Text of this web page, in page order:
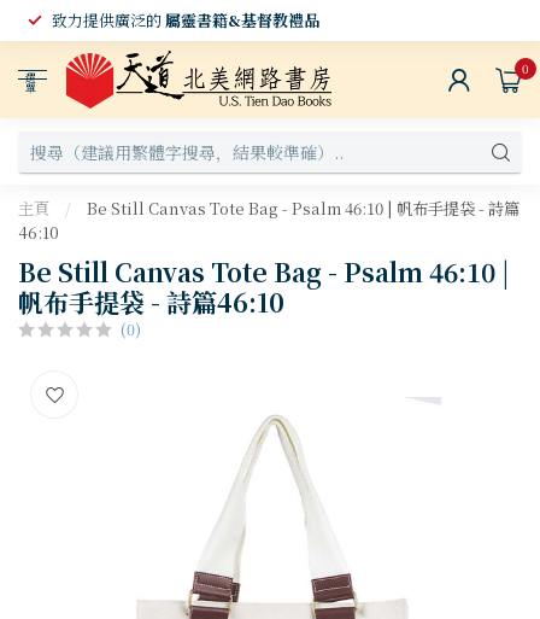
致力提供廣泛的屬靈書籍&基督教禮品
選
單
0
主頁 /
Be Still Canvas Tote Bag - Psalm 46:10 | 帆布手提袋 - 詩篇
46:10
Be Still Canvas Tote Bag - Psalm 46:10 |
帆布手提袋 - 詩篇46:10
(0)